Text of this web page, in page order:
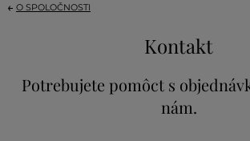
O SPOLOČNOSTI
Kontakt
Potrebujete pomôct s
nám.